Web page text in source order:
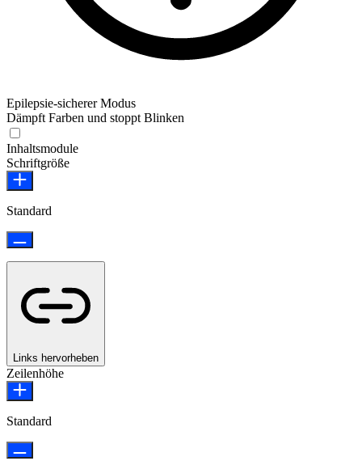
Epilepsie-sicherer Modus
Dämpft Farben und stoppt Blinken
Inhaltsmodule
Schriftgröße
Standard
Links hervorheben
Zeilenhöhe
Standard